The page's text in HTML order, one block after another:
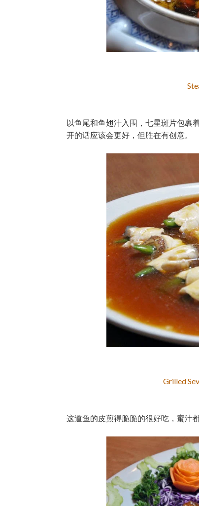
以鱼尾和鱼翅汁入围，七星斑片包裹
开的话应该会更好，但胜在有创意。
Grilled
这道鱼的皮煎得脆脆的很好吃，蜜汁